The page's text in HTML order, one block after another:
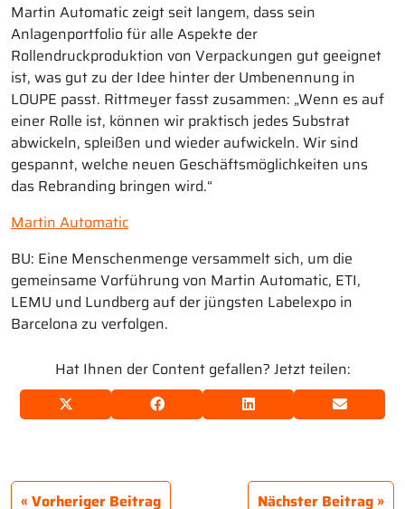
Martin Automatic zeigt seit langem, dass sein
Anlagenportfolio für alle Aspekte der
Rollendruckproduktion von Verpackungen gut geeignet
ist, was gut zu der Idee hinter der Umbenennung in
LOUPE passt. Rittmeyer fasst zusammen: „Wenn es auf
einer Rolle ist, können wir praktisch jedes Substrat
abwickeln, spleißen und wieder aufwickeln. Wir sind
gespannt, welche neuen Geschäftsmöglichkeiten uns
das Rebranding bringen wird.“
Martin Automatic
BU: Eine Menschenmenge versammelt sich, um die
gemeinsame Vorführung von Martin Automatic, ETI,
LEMU und Lundberg auf der jüngsten Labelexpo in
Barcelona zu verfolgen.
Hat Ihnen der Content gefallen? Jetzt teilen:
Vorheriger Beitrag Nächster Beitrag